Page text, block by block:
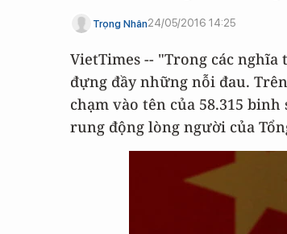
Trọng Nhân24/05/2016 14:25
VietTimes -- "Trong các
đựng đầy những nỗi đau.
chạm vào tên của 58.315
rung động lòng người của